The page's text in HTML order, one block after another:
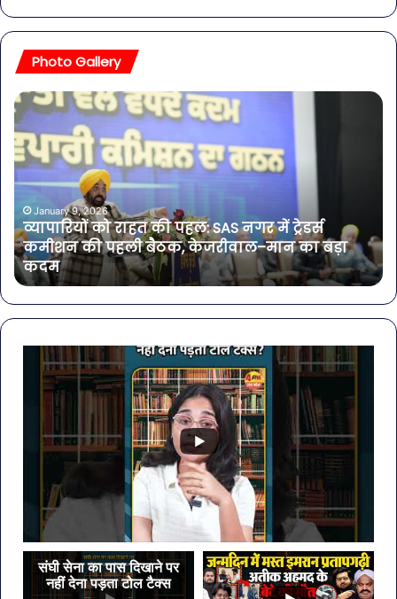
Photo Gallery
व्यापारियों
को
राहत
की
पहल:
SAS
नगर
में
ट्रेडर्स
कमीशन
की
पहली
बैठक,
January 9, 2026
व्यापारियों को राहत की पहल: SAS नगर में ट्रेडर्स
कमीशन की पहली बैठक, केजरीवाल–मान का बड़ा
कदम
पेट
में
करें
ये
संघी सेना का पास दिखाने पर
नहीं देना पड़ता टोल टैक्स